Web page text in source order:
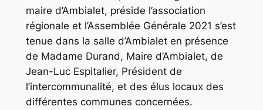
maire d’Ambialet, préside l’association
régionale et l’Assemblée Générale 2021 s’est
tenue dans la salle d’Ambialet en présence
de Madame Durand, Maire d’Ambialet, de
Jean-Luc Espitalier, Président de
l’intercommunalité, et des élus locaux des
différentes communes concernées.